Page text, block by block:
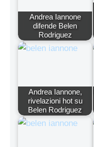
Andrea Iannone
difende Belen
Rodriguez
Andrea Iannone,
rivelazioni hot su
Belen Rodriguez